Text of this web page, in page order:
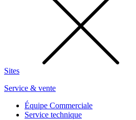
Sites
Service & vente
Équipe Commerciale
Service technique